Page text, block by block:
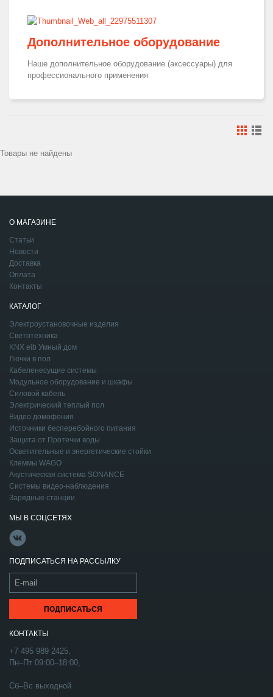
Дополнительное оборудование
Наше дополнительное оборудование (аксессуары) для
профессионального применения
Товары не найдены
О МАГАЗИНЕ
Статьи
Новости
Доставка
Оплата
Контакты
КАТАЛОГ
Электроустановочные изделия
Светотехника
KNX eib Умный дом
Лючки в пол
Кабеленесущие системы
Модульное оборудование и шкафы
Силовой кабель
Электрический теплый пол
Видео домофония
Источники бесперебойного питания
Защита от Протечки воды
Осветительные и энергетические стойки
Клеммы WAGO
Акустическая система SONANCE
Системы видео-наблюдения
Зарядные станции
МЫ В СОЦСЕТЯХ
ПОДПИСАТЬСЯ НА РАССЫЛКУ
КОНТАКТЫ
+7 495 989 2425,
Пн–Пт 09:00–18:00,
Сб–Вс выходной